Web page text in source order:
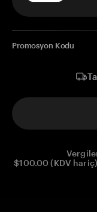
Promosyon Kodu
$100.00 (KDV